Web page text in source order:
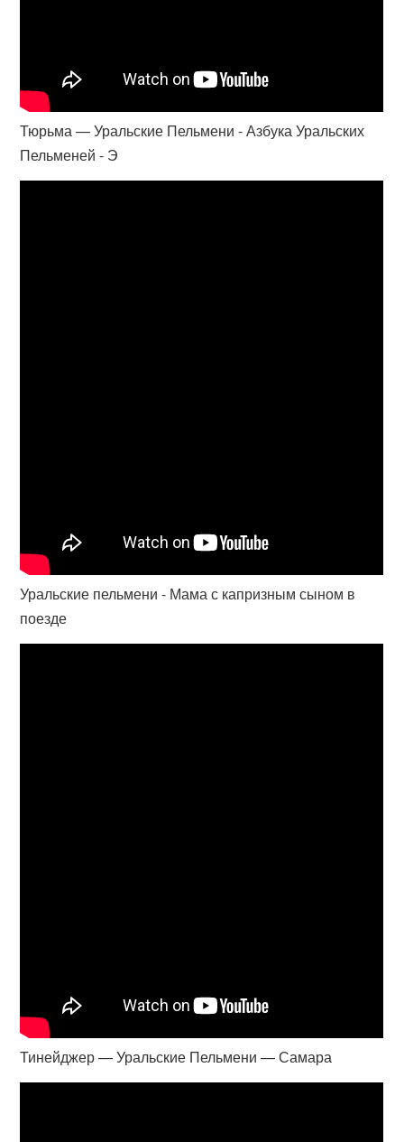
Тюрьма — Уральские Пельмени - Азбука Уральских
Пельменей - Э
Уральские пельмени - Мама с капризным сыном в
поезде
Тинейджер — Уральские Пельмени — Самара